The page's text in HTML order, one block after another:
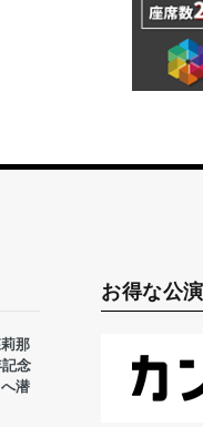
那
念
潜
お得な公